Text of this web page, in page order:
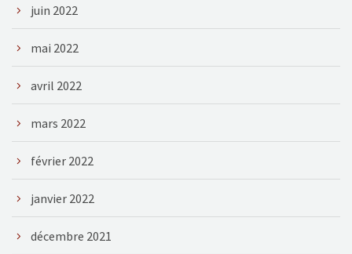
juin 2022
mai 2022
avril 2022
mars 2022
février 2022
janvier 2022
décembre 2021